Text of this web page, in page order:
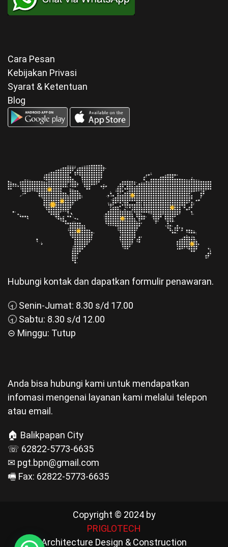
Cara Pesan
Kebijakan Privasi
Syarat & Ketentuan
Blog
Hubungi kontak dan dapatkan formulir penawaran.
🕣 Senin-Jumat: 8.30 s/d 17.00
🕣 Sabtu: 8.30 s/d 12.00
⊝ Minggu: Tutup
Anda bisa hubungi kami untuk mendapatkan
infomasi mengenai layanan kami melalui telepon
atau email.
🏠 Balikpapan City
☏ 62822-5773-6635
✉ pgt.bpn@gmail.com
🖷 Fax: 62822-5773-6635
Copyright © 2024 by
PRIGLOTECH
Architecture Design & Construction